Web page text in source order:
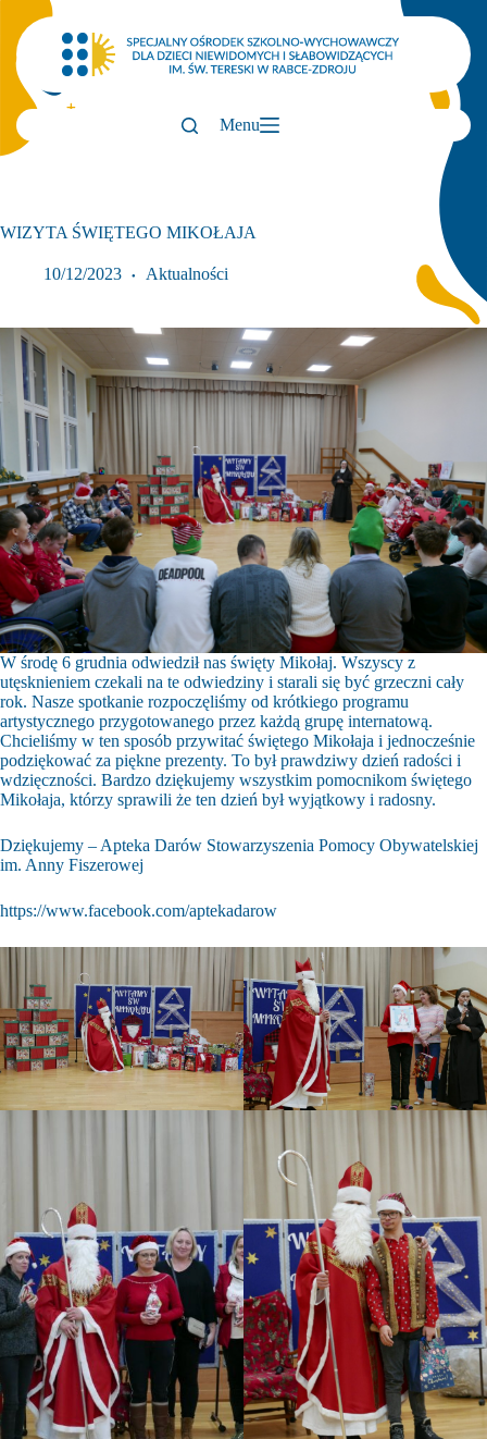
treści
Menu
WIZYTA ŚWIĘTEGO MIKOŁAJA
10/12/2023 Aktualności
W środę 6 grudnia odwiedził nas święty Mikołaj. Wszyscy z
utęsknieniem czekali na te odwiedziny i starali się być grzeczni cały
rok. Nasze spotkanie rozpoczęliśmy od krótkiego programu
artystycznego przygotowanego przez każdą grupę internatową.
Chcieliśmy w ten sposób przywitać świętego Mikołaja i jednocześnie
podziękować za piękne prezenty. To był prawdziwy dzień radości i
wdzięczności. Bardzo dziękujemy wszystkim pomocnikom świętego
Mikołaja, którzy sprawili że ten dzień był wyjątkowy i radosny.
Dziękujemy – Apteka Darów Stowarzyszenia Pomocy Obywatelskiej
im. Anny Fiszerowej
https://www.facebook.com/aptekadarow